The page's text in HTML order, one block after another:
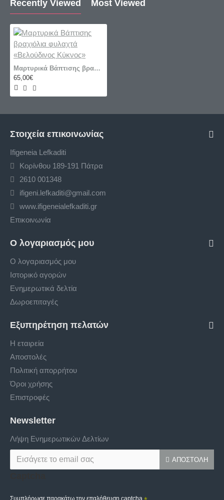
Recently Viewed Most Viewed
Μαρτυρικά Βάπτισης βραχιόλια φυλαχτά «Βελούδινος Κύκνος»
65,00€
Στοιχεία επικοινωνίας
Ifigeneia Lefkaditi
Κορίνθου 189-191 Πάτρα
2610 001348
ifigeni.lefkaditi@gmail.com
www.ifigeneialefkaditi.gr
Επικοινωνία
Ο λογαριασμός μου
Ο λογαριασμός μου
Ιστορικό αγορών
Ενημερωτικά δελτία
Δωροεπιταγές
Εξυπηρέτηση πελατών
Η εταιρεία
Αποστολές
Πολιτική απορρήτου
Όροι χρήσης
Επιστροφές
Newsletter
Λήψη Ενημερωτικών Δελτίων
ΑΠΟΣΤΟΛΉ
Συμπλήρωσε παρακάτω την επαλήθευση captcha